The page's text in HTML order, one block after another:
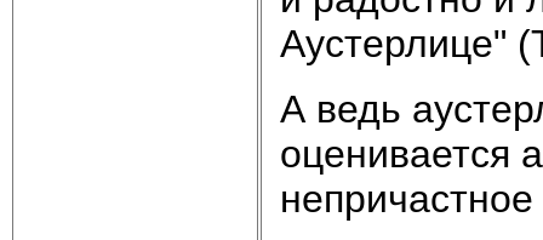
Аустерлице"
А ведь
оценивается